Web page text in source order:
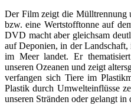
Der Film zeigt die Mülltrennung
bzw. eine Wertstofftonne auf
DVD macht aber gleichsam
auf Deponien, in der
im Meer landet. Er
unseren Ozeanen und zeigt
verfangen sich Tiere im
Plastik durch Umwelteinflüsse
unseren Stränden oder gelangt in